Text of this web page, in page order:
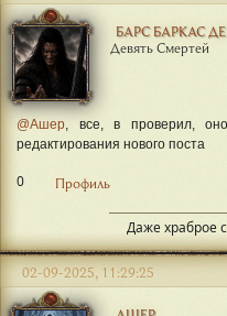
БАРС БАРКАС
Девять Смертей
@Ашер , все, в проверил,
редактирования нового поста
0 Профиль
Даже храброе
02-09-2025, 11:29:25